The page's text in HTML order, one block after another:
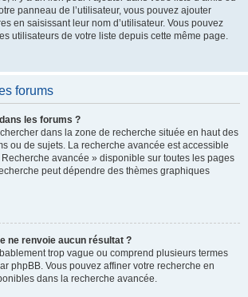
panneau de l’utilisateur, vous pouvez ajouter
en saisissant leur nom d’utilisateur. Vous pouvez
utilisateurs de votre liste depuis cette même page.
forums
les forums ?
dans la zone de recherche située en haut des
ou de sujets. La recherche avancée est accessible
avancée » disponible sur toutes les pages
peut dépendre des thèmes graphiques
ne renvoie aucun résultat ?
trop vague ou comprend plusieurs termes
phpBB. Vous pouvez affiner votre recherche en
dans la recherche avancée.